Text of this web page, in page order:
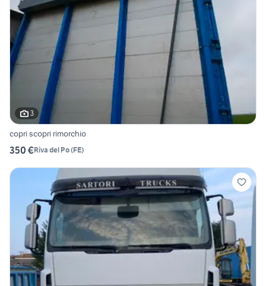
3
copri scopri rimorchio
350 €Riva del Po(FE)